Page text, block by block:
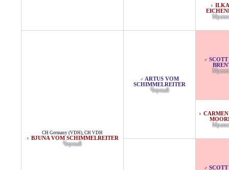
♀
CH Germany (VDH), CH VDH
♀ BJUNA VOM SCHIMMELREITER
Черный
♂ ARTUS VOM
SCHIMMELREITER
Черный
♂
♀
♂